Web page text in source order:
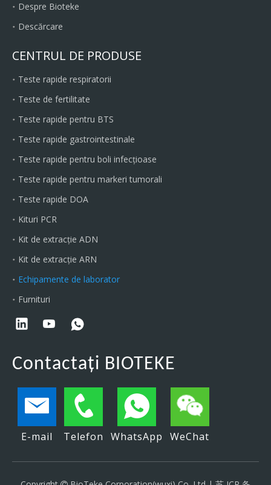
Despre Bioteke
Descărcare
CENTRUL DE PRODUSE
Teste rapide respiratorii
Teste de fertilitate
Teste rapide pentru BTS
Teste rapide gastrointestinale
Teste rapide pentru boli infecțioase
Teste rapide pentru markeri tumorali
Teste rapide DOA
Kituri PCR
Kit de extracție ADN
Kit de extracție ARN
Echipamente de laborator
Furnituri
Contactați BIOTEKE
E-mail Telefon WhatsApp WeChat